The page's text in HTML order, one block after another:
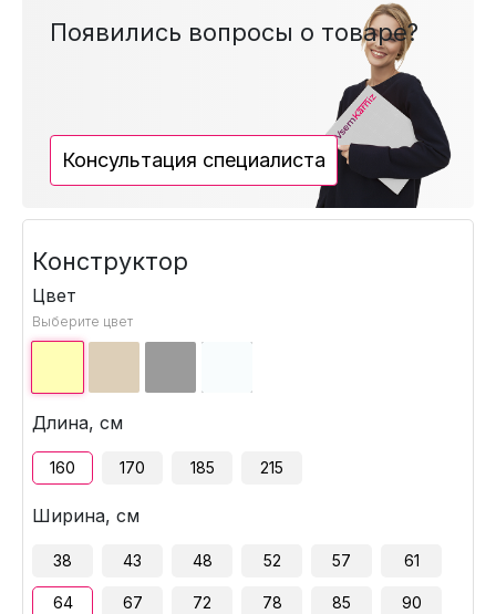
Появились вопросы о товаре?
Консультация специалиста
Конструктор
Цвет
Выберите цвет
Длина, см
160 170 185 215
Ширина, см
38 43 48 52 57 61
64 67 72 78 85 90